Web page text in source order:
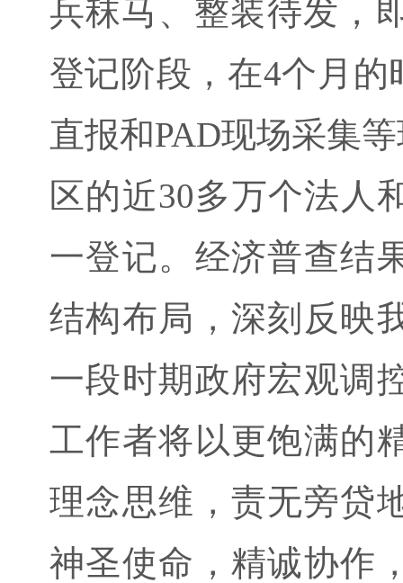
兵秣马、整装待发，
登记阶段，在4个月
直报和PAD现场采集
区的近30多万个法人
一登记。经济普查结
结构布局，深刻反映
一段时期政府宏观调
工作者将以更饱满的
理念思维，责无旁贷
神圣使命，精诚协作